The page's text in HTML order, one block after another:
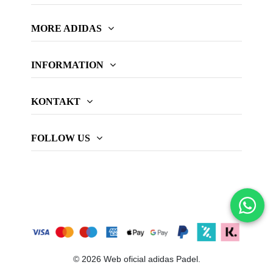
MORE ADIDAS
INFORMATION
KONTAKT
FOLLOW US
© 2026 Web oficial adidas Padel.